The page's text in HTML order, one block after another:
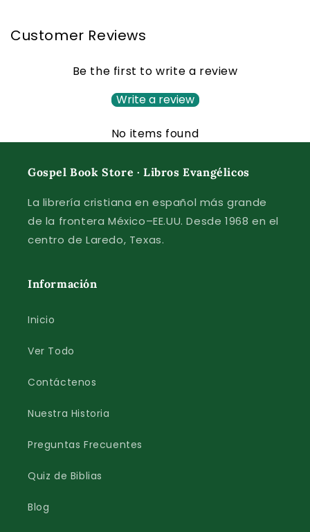
Customer Reviews
Be the first to write a review
Write a review
No items found
Gospel Book Store · Libros Evangélicos
La librería cristiana en español más grande
de la frontera México–EE.UU. Desde 1968 en el
centro de Laredo, Texas.
Información
Inicio
Ver Todo
Contáctenos
Nuestra Historia
Preguntas Frecuentes
Quiz de Biblias
Blog